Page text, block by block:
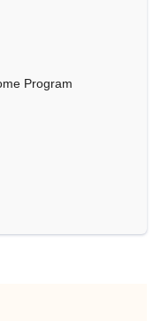
Program